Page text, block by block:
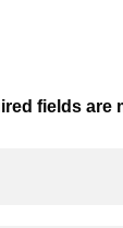
fields are